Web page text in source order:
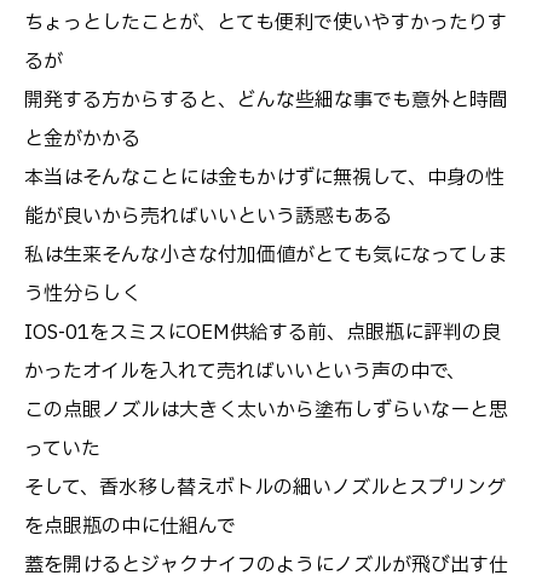
ちょっとしたことが、とても便利で使いやすかったりす
るが
開発する方からすると、どんな些細な事でも意外と時間
と金がかかる
本当はそんなことには金もかけずに無視して、中身の性
能が良いから売ればいいという誘惑もある
私は生来そんな小さな付加価値がとても気になってしま
う性分らしく
IOS-01をスミスにOEM供給する前、点眼瓶に評判の良
かったオイルを入れて売ればいいという声の中で、
この点眼ノズルは大きく太いから塗布しずらいなーと思
っていた
そして、香水移し替えボトルの細いノズルとスプリング
を点眼瓶の中に仕組んで
蓋を開けるとジャクナイフのようにノズルが飛び出す仕